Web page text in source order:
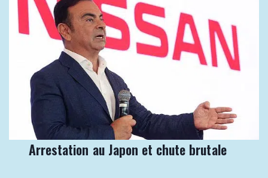
Arrestation au Japon et chute brutale